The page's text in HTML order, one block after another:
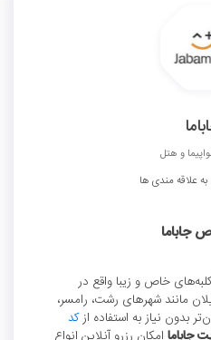
و هتل
علاقه مندی ها
خاص و زیبا واقع در
مانند شهرهای رشت، رامسر،
کد